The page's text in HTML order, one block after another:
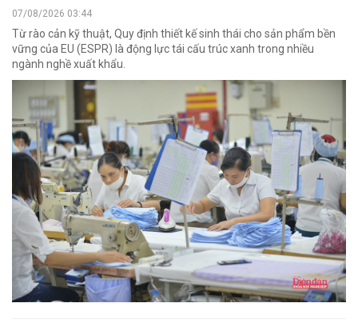
07/08/2026 03:44
Từ rào cản kỹ thuật, Quy định thiết kế sinh thái cho sản phẩm bền
vững của EU (ESPR) là động lực tái cấu trúc xanh trong nhiều
ngành nghề xuất khẩu.